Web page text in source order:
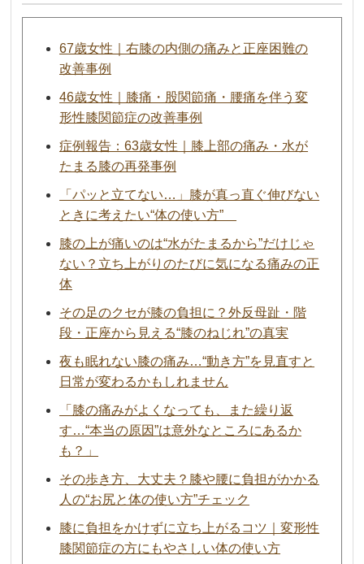
67歳女性｜右膝の内側の痛みと正座困難の
改善事例
46歳女性｜膝痛・股関節痛・腰痛を伴う変
形性膝関節症の改善事例
症例報告：63歳女性｜膝上部の痛み・水が
たまる膝の再発事例
「パッと立てない…」膝が真っ直ぐ伸びない
ときに考えたい“体の使い方”
膝の上が痛いのは“水がたまるから”だけじゃ
ない？立ち上がりのたびに気になる痛みの正
体
その足のクセが膝の負担に？外反母趾・階
段・正座から見える“膝のねじれ”の真実
夜も眠れない膝の痛み…“動き方”を見直すと
日常が変わるかもしれません
「膝の痛みがよくなっても、また繰り返
す…“本当の原因”は意外なところにあるか
も？」
その歩き方、大丈夫？膝や腰に負担がかかる
人の“お尻と体の使い方”チェック
膝に負担をかけずに立ち上がるコツ｜変形性
膝関節症の方にもやさしい体の使い方